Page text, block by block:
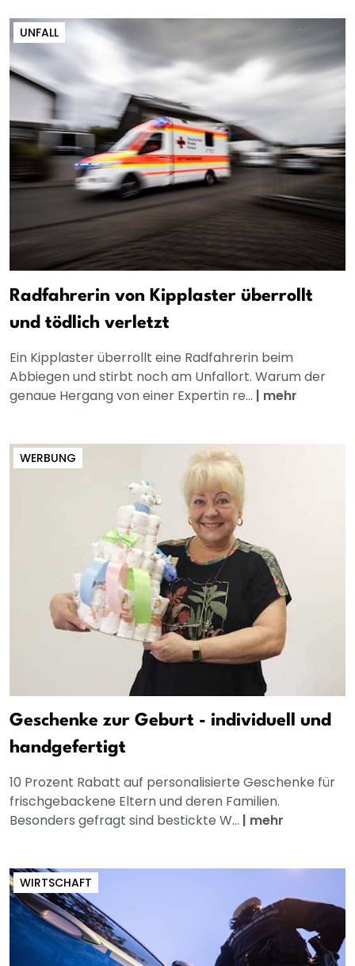
UNFALL
Radfahrerin von Kipplaster überrollt
und tödlich verletzt
Ein Kipplaster überrollt eine Radfahrerin beim
Abbiegen und stirbt noch am Unfallort. Warum der
genaue Hergang von einer Expertin re... | mehr
WERBUNG
Geschenke zur Geburt - individuell und
handgefertigt
10 Prozent Rabatt auf personalisierte Geschenke für
frischgebackene Eltern und deren Familien.
Besonders gefragt sind bestickte W... | mehr
WIRTSCHAFT